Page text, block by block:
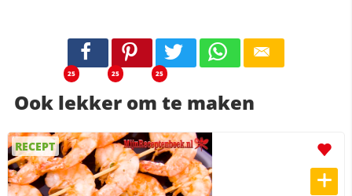
25 25 25
Ook lekker om te maken
RECEPT